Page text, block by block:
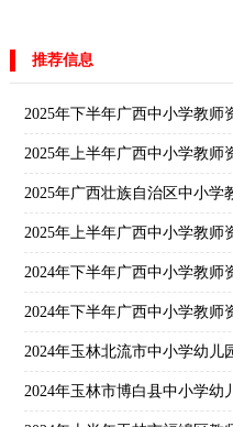
推荐信息
2025年下半年广西中小学教师
2025年上半年广西中小学教师
2025年广西壮族自治区中小学
2025年上半年广西中小学教师
2024年下半年广西中小学教师
2024年玉林北流市中小学幼儿
2024年玉林市博白县中小学幼